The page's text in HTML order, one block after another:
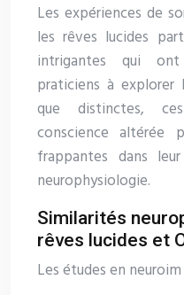
Les expériences de
les rêves lucides
intrigantes qui
praticiens à explorer
que distinctes,
conscience altérée
frappantes dans
neurophysiologie.
Similarités
rêves lucides et
Les études en neuroim